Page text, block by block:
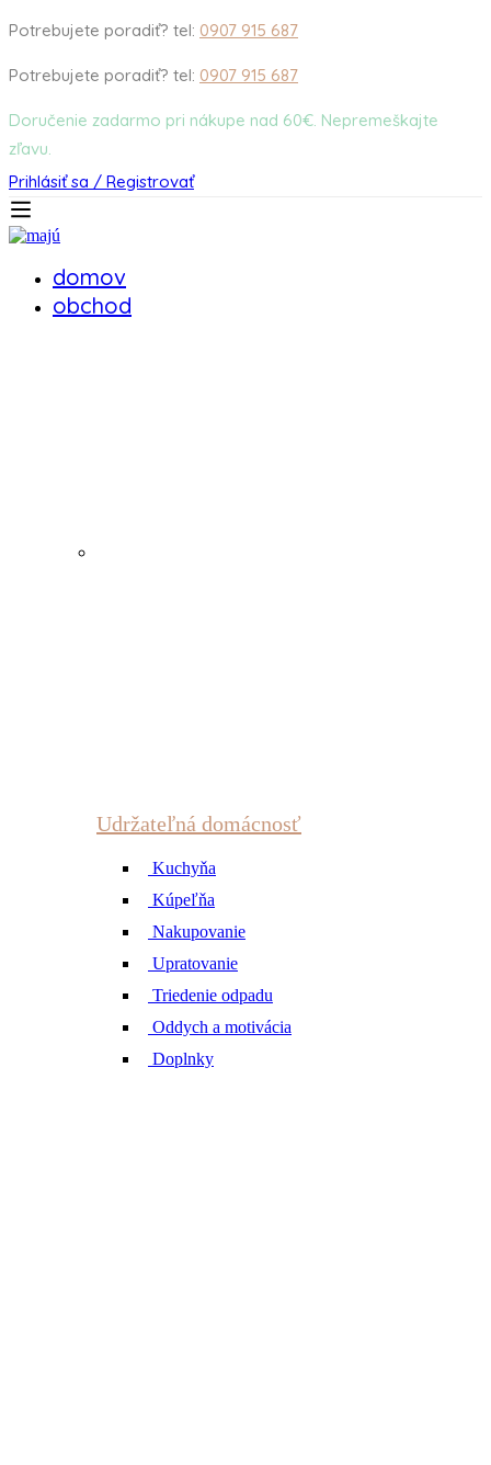
Potrebujete poradiť? tel: 0907 915 687
Potrebujete poradiť? tel: 0907 915 687
Doručenie zadarmo pri nákupe nad 60€. Nepremeškajte
zľavu.
Prihlásiť sa / Registrovať
domov
obchod
Udržateľná domácnosť
Kuchyňa
Kúpeľňa
Nakupovanie
Upratovanie
Triedenie odpadu
Oddych a motivácia
Doplnky